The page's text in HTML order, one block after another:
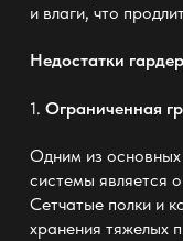
и влаги, что
Недостатки
1. Ограниченная
Одним из основных
системы является
Сетчатые полки и
хранения тяжелых